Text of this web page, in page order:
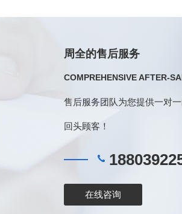
周全的售后服务
COMPREHENSIVE AFTER-
售后服务团队为您提供一对
回头顾客！
在线咨询